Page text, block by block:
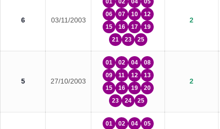
6 03/11/2003
01 02 04
05
06
07 10
12
15
16 17
19
21
23 25
2
5 27/10/2003
01 02 04
08
09
11 12
13
15
16 19
20
23
24 25
2
01 02 04
05